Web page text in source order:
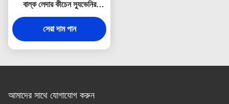
বাল্ক লেদার কীচেন স্যুভেনির
বিজ্ঞাপন উপহার
সেরা দাম পান
আমাদের সাথে যোগাযোগ করুন